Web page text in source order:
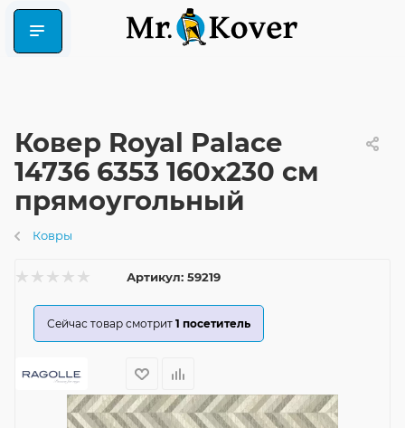
Ковер Royal Palace
14736 6353 160x230 см
прямоугольный
Ковры
Артикул: 59219
Сейчас товар смотрит 1 посетитель